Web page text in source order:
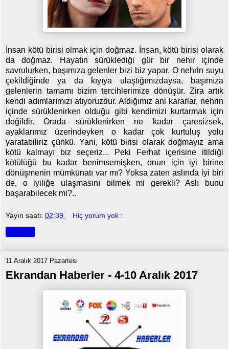
İnsan kötü birisi olmak için doğmaz. İnsan, kötü birisi olarak
da doğmaz. Hayatın sürüklediği gür bir nehir içinde
savrulurken, başımıza gelenler bizi biz yapar. O nehrin suyu
çekildiğinde ya da kıyıya ulaştığımızdaysa, başımıza
gelenlerin tamamı bizim tercihlerimize dönüşür. Zira artık
kendi adımlarımızı atıyoruzdur. Aldığımız ani kararlar, nehrin
içinde sürüklenirken olduğu gibi kendimizi kurtarmak için
değildir. Orada sürüklenirken ne kadar çaresizsek,
ayaklarımız üzerindeyken o kadar çok kurtuluş yolu
yaratabiliriz çünkü. Yani, kötü birisi olarak doğmayız ama
kötü kalmayı biz seçeriz... Peki Ferhat içerisine itildiği
kötülüğü bu kadar benimsemişken, onun için iyi birine
dönüşmenin mümkünatı var mı? Yoksa zaten aslında iyi biri
de, o iyiliğe ulaşmasını bilmek mi gerekli? Aslı bunu
başarabilecek mi?..
Yayın saati: 02:39 Hiç yorum yok :
Paylaş
11 Aralık 2017 Pazartesi
Ekrandan Haberler - 4-10 Aralık 2017